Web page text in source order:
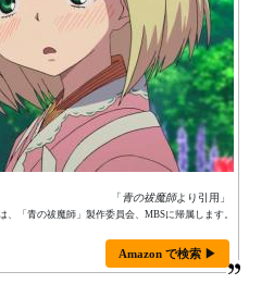
「青の祓魔師より引用」
、「青の祓魔師」製作委員会、MBSに帰属します。
Amazon で検索 ▶